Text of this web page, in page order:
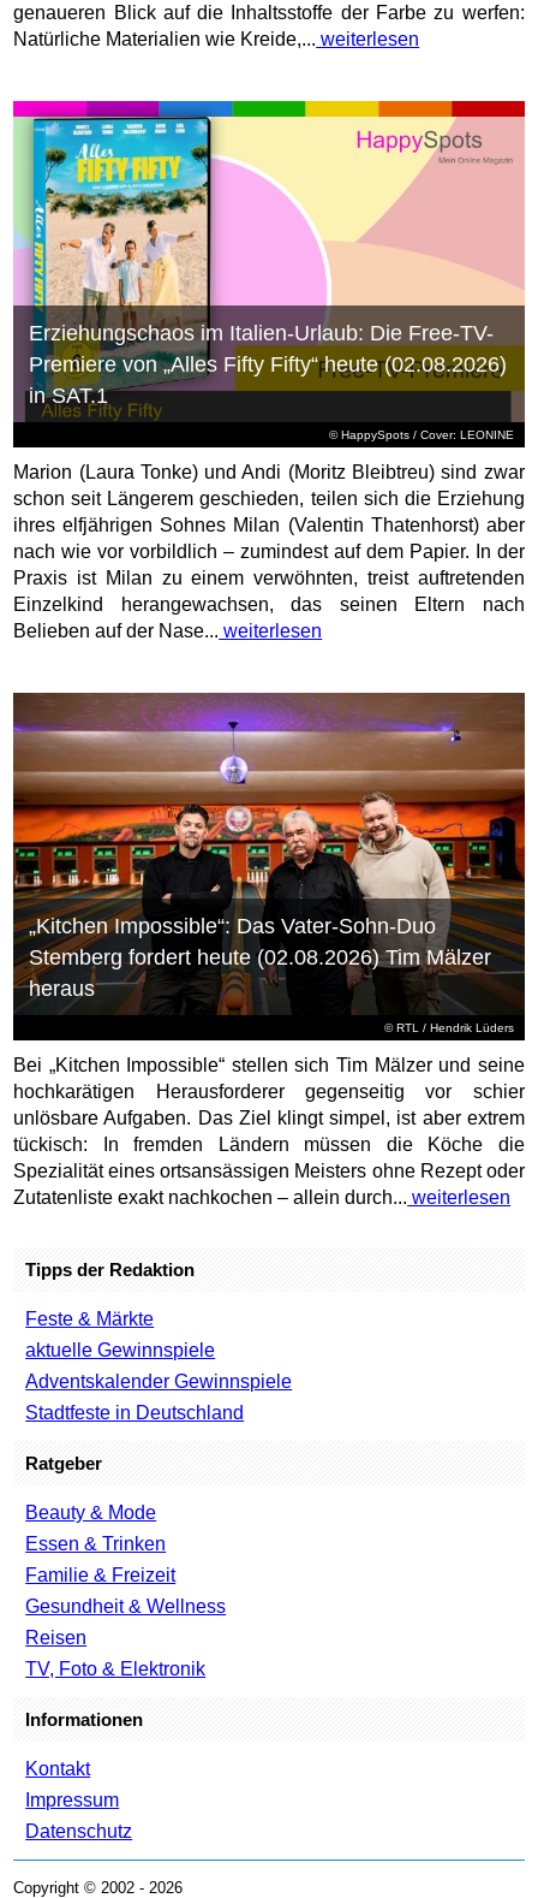
genaueren Blick auf die Inhaltsstoffe der Farbe zu werfen:
Natürliche Materialien wie Kreide,... weiterlesen
© HappySpots / Cover: LEONINE
Erziehungschaos im Italien-Urlaub: Die Free-TV-
Premiere von „Alles Fifty Fifty“ heute (02.08.2026)
in SAT.1
Marion (Laura Tonke) und Andi (Moritz Bleibtreu) sind zwar
schon seit Längerem geschieden, teilen sich die Erziehung
ihres elfjährigen Sohnes Milan (Valentin Thatenhorst) aber
nach wie vor vorbildlich – zumindest auf dem Papier. In der
Praxis ist Milan zu einem verwöhnten, treist auftretenden
Einzelkind herangewachsen, das seinen Eltern nach
Belieben auf der Nase... weiterlesen
©RTL / Hendrik Lüders
„Kitchen Impossible“: Das Vater-Sohn-Duo
Stemberg fordert heute (02.08.2026) Tim Mälzer
heraus
Bei „Kitchen Impossible“ stellen sich Tim Mälzer und seine
hochkarätigen Herausforderer gegenseitig vor schier
unlösbare Aufgaben. Das Ziel klingt simpel, ist aber extrem
tückisch: In fremden Ländern müssen die Köche die
Spezialität eines ortsansässigen Meisters ohne Rezept oder
Zutatenliste exakt nachkochen – allein durch... weiterlesen
Tipps der Redaktion
Feste & Märkte
aktuelle Gewinnspiele
Adventskalender Gewinnspiele
Stadtfeste in Deutschland
Ratgeber
Beauty & Mode
Essen & Trinken
Familie & Freizeit
Gesundheit & Wellness
Reisen
TV, Foto & Elektronik
Informationen
Kontakt
Impressum
Datenschutz
Copyright © 2002 - 2026